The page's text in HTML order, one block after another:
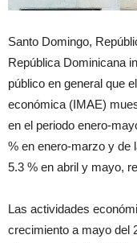
Santo Domingo,
República Dominicana
público en general que
económica (IMAE)
en el periodo enero-
% en enero-marzo y de
5.3 % en abril y mayo,
Las actividades
crecimiento a mayo del